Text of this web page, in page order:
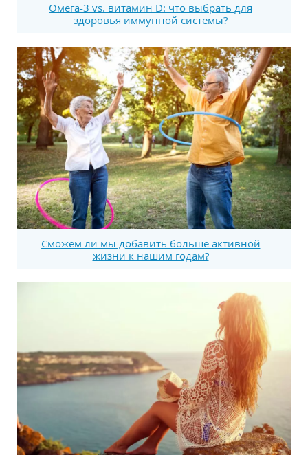
Омега-3 vs. витамин D: что выбрать для
здоровья иммунной системы?
Сможем ли мы добавить больше активной
жизни к нашим годам?